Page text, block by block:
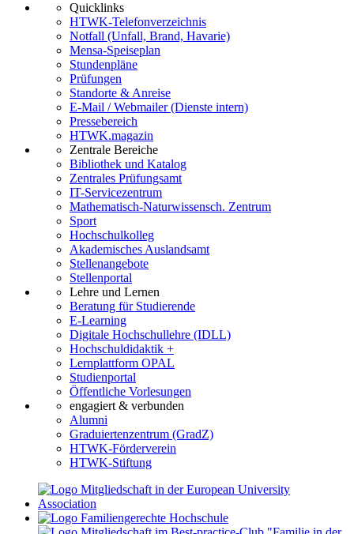
Quicklinks
HTWK-Telefonverzeichnis
Notfall (Unfall, Brand, Havarie)
Mensa-Speiseplan
Stundenpläne
Prüfungen
Standorte & Anreise
E-Mail / Webmailer (Dienste intern)
Pressebereich
HTWK.magazin
Zentrale Bereiche
Bibliothek und Katalog
Zentrales Prüfungsamt
IT-Servicezentrum
Mathematisch-Naturwissensch. Zentrum
Sport
Hochschulkolleg
Akademisches Auslandsamt
Stellenangebote
Stellenportal
Lehre und Lernen
Beratung für Studierende
E-Learning
Digitale Hochschullehre (IDLL)
Hochschuldidaktik +
Lernplattform OPAL
Studienportal
Öffentliche Vorlesungen
engagiert & verbunden
Alumni
Graduiertenzentrum (GradZ)
HTWK-Förderverein
HTWK-Stiftung